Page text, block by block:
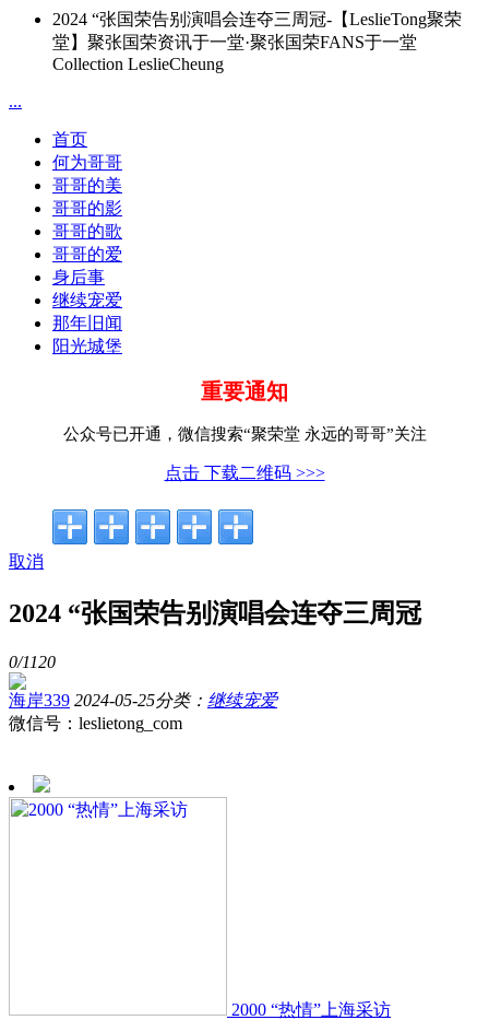
2024 “张国荣告别演唱会连夺三周冠-【LeslieTong聚荣
堂】聚张国荣资讯于一堂·聚张国荣FANS于一堂
Collection LeslieCheung
...
首页
何为哥哥
哥哥的美
哥哥的影
哥哥的歌
哥哥的爱
身后事
继续宠爱
那年旧闻
阳光城堡
重要通知
公众号已开通，微信搜索“聚荣堂 永远的哥哥”关注
点击 下载二维码 >>>
取消
2024 “张国荣告别演唱会连夺三周冠
0/1120
海岸339 2024-05-25分类： 继续宠爱
微信号：leslietong_com
2000 “热情”上海采访